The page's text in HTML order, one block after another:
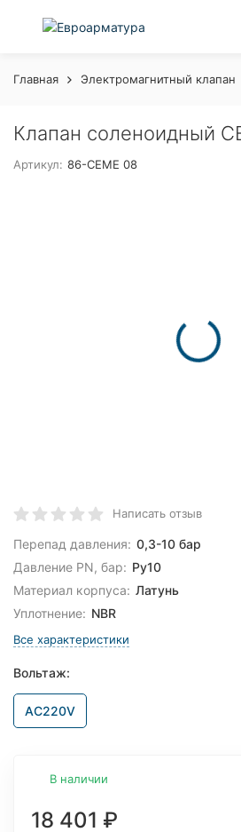
Главная Электромагнитный клапан
Клапан соленоидный
Артикул: 86-CEME 08
Написать отзыв
Перепад давления: 0,3-10 бар
Давление PN, бар: Ру10
Материал корпуса: Латунь
Уплотнение: NBR
Все характеристики
Вольтаж:
AC220V
В наличии
18 401 ₽